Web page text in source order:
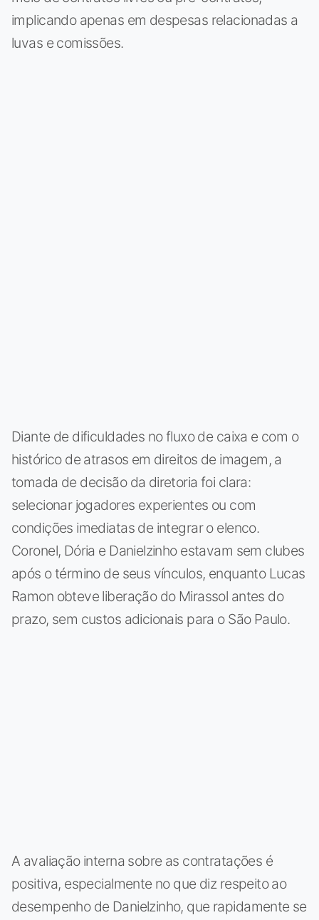
implicando apenas em despesas relacionadas a
luvas e comissões.
Diante de dificuldades no fluxo de caixa e com o
histórico de atrasos em direitos de imagem, a
tomada de decisão da diretoria foi clara:
selecionar jogadores experientes ou com
condições imediatas de integrar o elenco.
Coronel, Dória e Danielzinho estavam sem clubes
após o término de seus vínculos, enquanto Lucas
Ramon obteve liberação do Mirassol antes do
prazo, sem custos adicionais para o São Paulo.
A avaliação interna sobre as contratações é
positiva, especialmente no que diz respeito ao
desempenho de Danielzinho, que rapidamente se